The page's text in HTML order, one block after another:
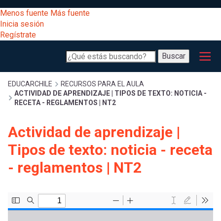
al
contenido
principal
[Educarchile
Escritorio]
Menú
entrar
a
mi
Menos fuente Más fuente
Inicia sesión
Regístrate
Buscar
Buscar
Menú
principal
Desarrollo
Expand
Gestión
curricular
Comunidad
Expand
Exploración
Expand
[Educarchile
sesión
Regístrate
Sobrescribir
enlaces
de
ayuda
a
EDUCARCHILE
RECURSOS PARA EL AULA
ACTIVIDAD DE APRENDIZAJE | TIPOS DE TEXTO: NOTICIA -
RECETA - REGLAMENTOS | NT2
Actividad de aprendizaje |
Tipos de texto: noticia - receta
- reglamentos | NT2
registrarte.
Inicia sesión.